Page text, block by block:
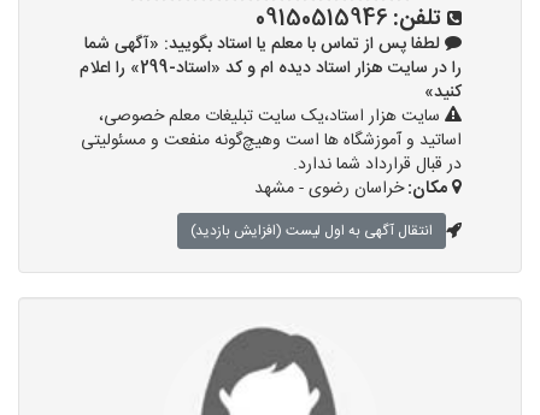
تلفن: 09150515946
لطفا پس از تماس با معلم یا استاد بگویید: «آگهی شما
را در سایت هزار استاد دیده ام و کد «استاد-299» را اعلام
کنید»
سایت هزار استاد،یک سایت تبلیغات معلم خصوصی،
اساتید و آموزشگاه ها است وهیچ‌گونه منفعت و مسئولیتی
در قبال قرارداد شما ندارد.
مکان:خراسان رضوی - مشهد
انتقال آگهی به اول لیست (افزایش بازدید)